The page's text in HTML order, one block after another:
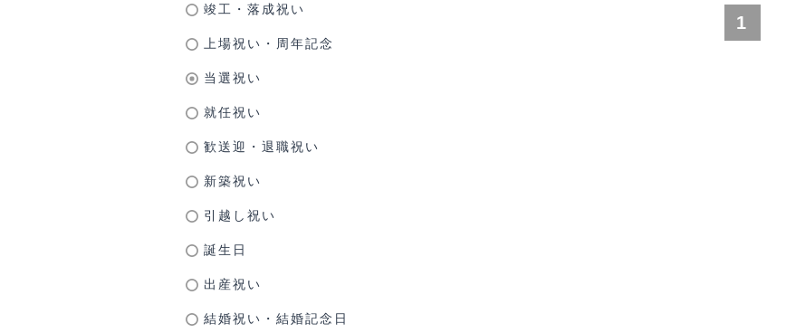
竣工・落成祝い
上場祝い・周年記念
当選祝い
就任祝い
歓送迎・退職祝い
新築祝い
引越し祝い
誕生日
出産祝い
結婚祝い・結婚記念日
1